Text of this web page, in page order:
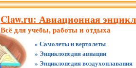
Claw.ru: Авиационная
Всё для учебы, работы и отдыха
» Самолеты и вертолеты
» Энциклопедия авиации
» Энциклопедия воздухоплавания